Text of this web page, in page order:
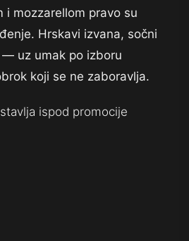
i mozzarellom pravo su
Hrskavi izvana, sočni
uz umak po izboru
koji se ne zaboravlja.
ispod promocije